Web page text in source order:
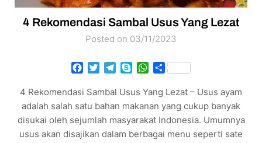
4 Rekomendasi Sambal Usus Yang Lezat
Posted on 03/11/2023
Facebook
TwitterTelegram
SkypeWhatsApp
Share
4 Rekomendasi Sambal Usus Yang Lezat – Usus ayam
adalah salah satu bahan makanan yang cukup banyak
disukai oleh sejumlah masyarakat Indonesia. Umumnya
usus akan disajikan dalam berbagai menu seperti sate